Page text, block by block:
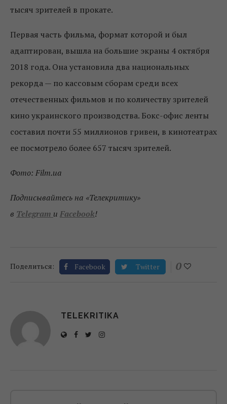
тысяч зрителей в прокате.
Первая часть фильма, формат которой и был
адаптирован, вышла на большие экраны 4 октября
2018 года. Она установила два национальных
рекорда — по кассовым сборам среди всех
отечественных фильмов и по количеству зрителей
кино украинского производства. Бокс-офис ленты
составил почти 55 миллионов гривен, в кинотеатрах
ее посмотрело более 657 тысяч зрителей.
Фото: Film.ua
Подписывайтесь на «Телекритику»
в Telegram и Facebook!
Поделиться: Facebook Twitter 0
TELEKRITIKA